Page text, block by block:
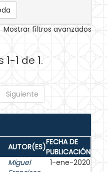
Mostrar filtros avanzados
1 de 1.
Siguiente
AUTOR(ES)FECHA DE
PUBLICACIÓN
Miguel
1-ene-2020